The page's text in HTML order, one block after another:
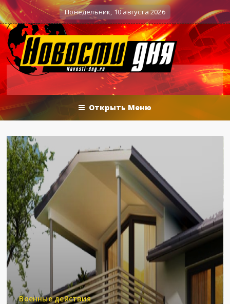
действия Вечерние баталии политологов у Соловьёва
Понедельник, 10 августа 2026
Открыть Меню
Военные действия